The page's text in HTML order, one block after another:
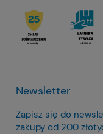
Newsletter
Zapisz się do
zakupy od 200